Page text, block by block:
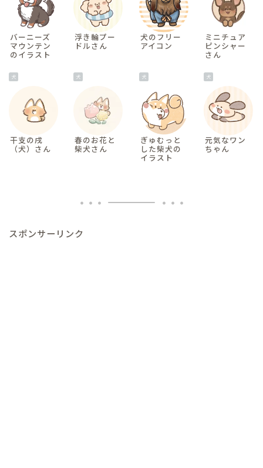
バーニーズ
マウンテン
のイラスト
浮き輪プー
ドルさん
犬のフリー
アイコン
ミニチュア
ピンシャー
さん
犬
干支の戌
（犬）さん
犬
春のお花と
柴犬さん
犬
ぎゅむっと
した柴犬の
イラスト
犬
元気なワン
ちゃん
スポンサーリンク